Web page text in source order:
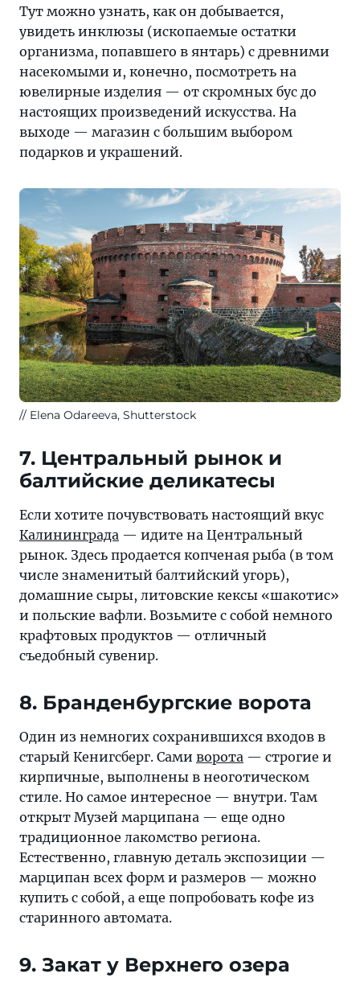
Тут можно узнать, как он добывается,
увидеть инклюзы (ископаемые остатки
организма, попавшего в янтарь) с древними
насекомыми и, конечно, посмотреть на
ювелирные изделия — от скромных бус до
настоящих произведений искусства. На
выходе — магазин с большим выбором
подарков и украшений.
Elena Odareeva, Shutterstock
7. Центральный рынок и
балтийские деликатесы
Если хотите почувствовать настоящий вкус
Калининграда — идите на Центральный
рынок. Здесь продается копченая рыба (в том
числе знаменитый балтийский угорь),
домашние сыры, литовские кексы «шакотис»
и польские вафли. Возьмите с собой немного
крафтовых продуктов — отличный
съедобный сувенир.
8. Бранденбургские ворота
Один из немногих сохранившихся входов в
старый Кенигсберг. Сами ворота — строгие и
кирпичные, выполнены в неоготическом
стиле. Но самое интересное — внутри. Там
открыт Музей марципана — еще одно
традиционное лакомство региона.
Естественно, главную деталь экспозиции —
марципан всех форм и размеров — можно
купить с собой, а еще попробовать кофе из
старинного автомата.
9. Закат у Верхнего озера